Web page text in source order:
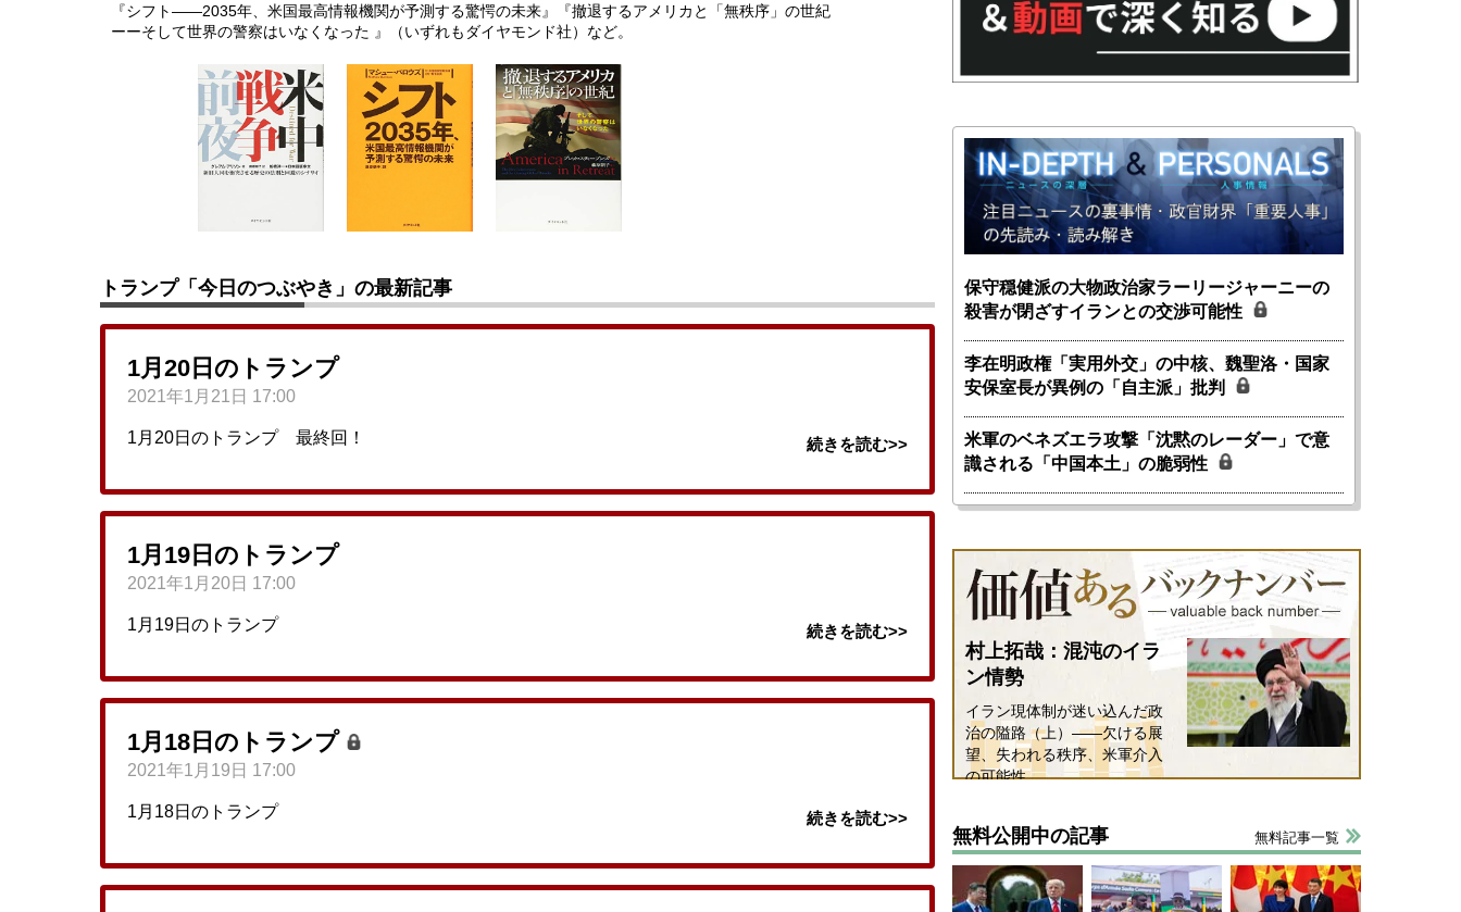
『シフト――2035年、米国最高情報機関が予測する驚愕の未来』『撤退するアメリカと「無秩序」の世紀
ーーそして世界の警察はいなくなった 』（いずれもダイヤモンド社）など。
トランプ「今日のつぶやき」の最新記事
1月20日のトランプ
2021年1月21日 17:00
1月20日のトランプ 最終回！ 続きを読む>>
1月19日のトランプ
2021年1月20日 17:00
1月19日のトランプ 続きを読む>>
1月18日のトランプ
2021年1月19日 17:00
1月18日のトランプ 続きを読む>>
保守穏健派の大物政治家ラーリージャーニーの
殺害が閉ざすイランとの交渉可能性
李在明政権「実用外交」の中核、魏聖洛・国家
安保室長が異例の「自主派」批判
米軍のベネズエラ攻撃「沈黙のレーダー」で意
識される「中国本土」の脆弱性
村上拓哉：混沌のイラ
ン情勢
イラン現体制が迷い込んだ政
治の隘路（上）――欠ける展
望、失われる秩序、米軍介入
の可能性
無料公開中の記事 無料記事一覧